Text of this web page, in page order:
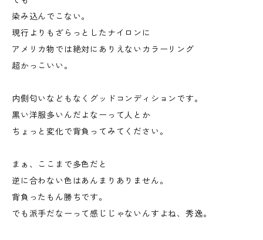
染み込んでこない。
現行よりもざらっとしたナイロンに
アメリカ物では絶対にありえないカラーリング
超かっこいい。
内側匂いなどもなくグッドコンディションです。
黒い洋服多いんだよなーって人とか
ちょっと変化で背負ってみてください。
まぁ、ここまで多色だと
逆に合わない色はあんまりありません。
背負ったもん勝ちです。
でも派手だなーって感じじゃないんすよね、秀逸。